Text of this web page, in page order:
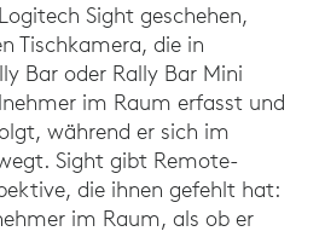
Sight geschehen,
Tischkamera, die in
Bar oder Rally Bar Mini
im Raum erfasst und
während er sich im
Sight gibt Remote-
die ihnen gefehlt hat:
im Raum, als ob er